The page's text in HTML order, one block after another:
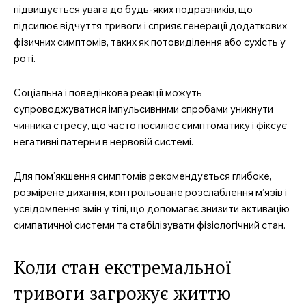
підвищується увага до будь-яких подразників, що
підсилює відчуття тривоги і сприяє генерації додаткових
фізичних симптомів, таких як потовиділення або сухість у
роті.
Соціальна і поведінкова реакції можуть
супроводжуватися імпульсивними спробами уникнути
чинника стресу, що часто посилює симптоматику і фіксує
негативні патерни в нервовій системі.
Для пом’якшення симптомів рекомендується глибоке,
розмірене дихання, контрольоване розслаблення м’язів і
усвідомлення змін у тілі, що допомагає знизити активацію
симпатичної системи та стабілізувати фізіологічний стан.
Коли стан екстремальної
тривоги загрожує життю